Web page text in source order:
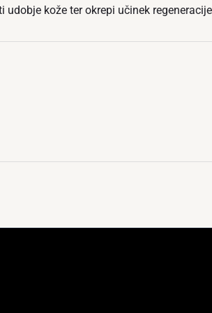
kože ter okrepi učinek